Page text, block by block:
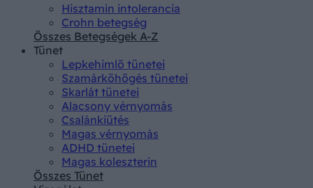
Hisztamin intolerancia
Crohn betegség
Összes Betegségek A-Z
Tünet
Lepkehimlő tünetei
Szamárköhögés tünetei
Skarlát tünetei
Alacsony vérnyomás
Csalánkiütés
Magas vérnyomás
ADHD tünetei
Magas koleszterin
Összes Tünet